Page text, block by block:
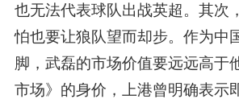
也无法代表球队出战英超。其次
怕也要让狼队望而却步。作为中
脚，武磊的市场价值要远远高于
市场》的身价，上港曾明确表示